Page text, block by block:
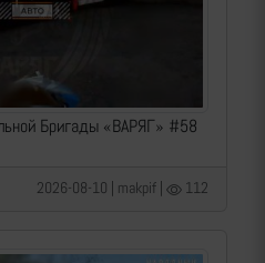
Бригады «ВАРЯГ» #58
2026-08-10 | makpif | 112